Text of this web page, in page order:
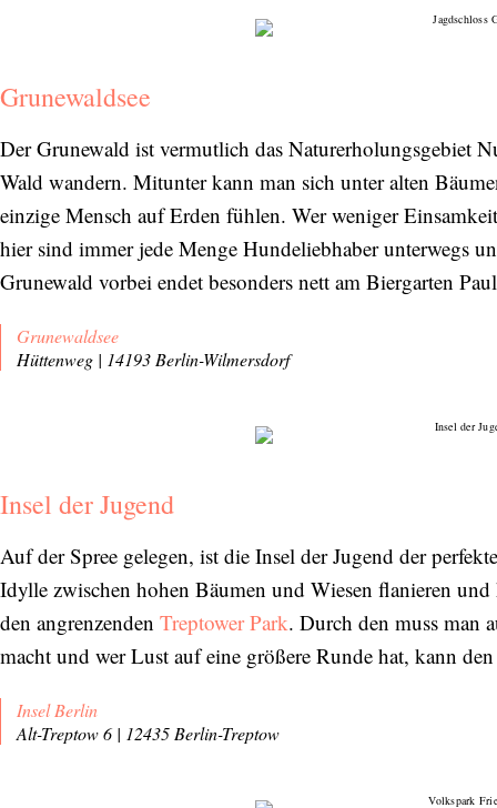
Grunewaldsee
Der Grunewald ist vermutlich das Naturerholungsgebiet
Wald wandern. Mitunter kann man sich unter alten
einzige Mensch auf Erden fühlen. Wer weniger
hier sind immer jede Menge Hundeliebhaber unterwegs
Grunewald vorbei endet besonders nett am Biergarten
Grunewaldsee
Hüttenweg | 14193 Berlin-Wilmersdorf
Insel der Jugend
Auf der Spree gelegen, ist die Insel der Jugend der
Idylle zwischen hohen Bäumen und Wiesen flanieren
den angrenzenden Treptower Park. Durch den muss man
macht und wer Lust auf eine größere Runde hat, kann
Insel Berlin
Alt-Treptow 6 | 12435 Berlin-Treptow